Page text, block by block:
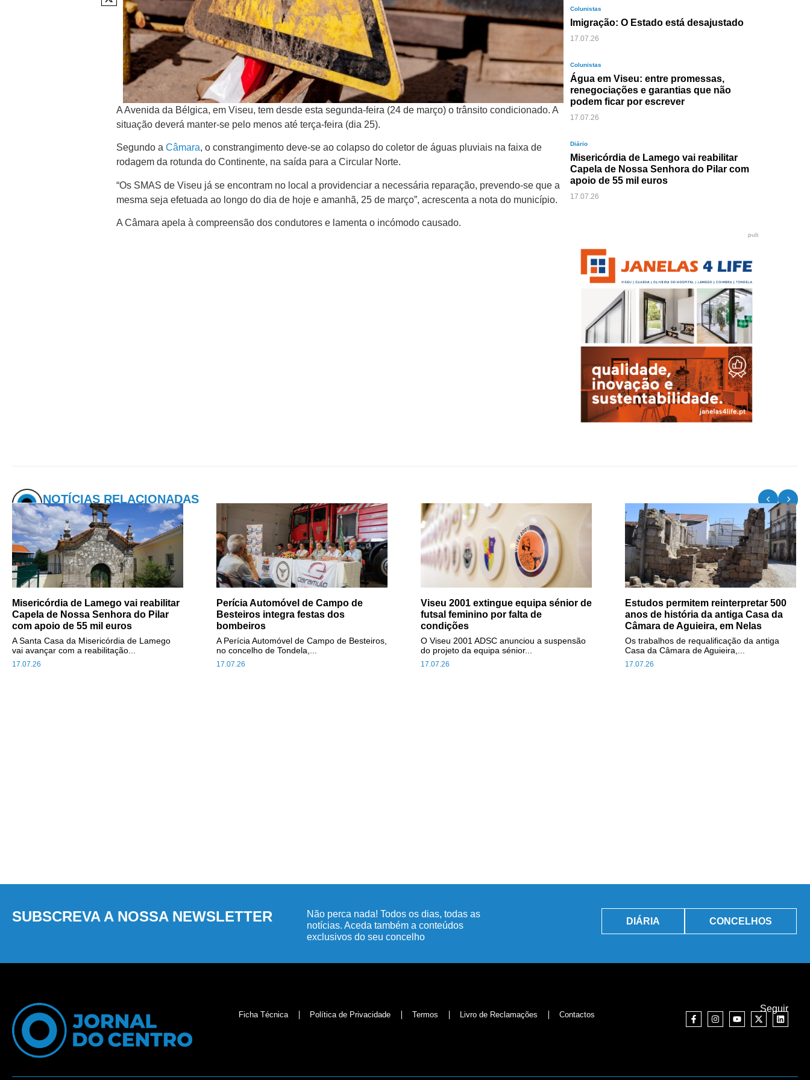
A Avenida da Bélgica, em Viseu, tem desde esta segunda-feira (24 de março) o trânsito condicionado. A
situação deverá manter-se pelo menos até terça-feira (dia 25).
Segundo aCâmara, o constrangimento deve-se ao colapso do coletor de águas pluviais na faixa de
rodagem da rotunda do Continente, na saída para a Circular Norte.
“Os SMAS de Viseu já se encontram no local a providenciar a necessária reparação, prevendo-se que a
mesma seja efetuada ao longo do dia de hoje e amanhã, 25 de março”, acrescenta a nota do município.
A Câmara apela à compreensão dos condutores e lamenta o incómodo causado.
Colunistas
Imigração: O Estado está desajustado
17.07.26
Colunistas
Água em Viseu: entre promessas,
renegociações e garantias que não
podem ficar por escrever
17.07.26
Diário
Misericórdia de Lamego vai reabilitar
Capela de Nossa Senhora do Pilar com
apoio de 55 mil euros
17.07.26
pub
NOTÍCIAS RELACIONADAS
Misericórdia de Lamego vai reabilitar
Capela de Nossa Senhora do Pilar
com apoio de 55 mil euros
17.07.26
A Santa Casa da Misericórdia de Lamego
vai avançar com a reabilitação...
Perícia Automóvel de Campo de
Besteiros integra festas dos
bombeiros
17.07.26
A Perícia Automóvel de Campo de Besteiros,
no concelho de Tondela,...
Viseu 2001 extingue equipa sénior de
futsal feminino por falta de
condições
17.07.26
O Viseu 2001 ADSC anunciou a suspensão
do projeto da equipa sénior...
Estudos permitem reinterpretar 500
anos de história da antiga Casa da
Câmara de Aguieira, em Nelas
17.07.26
Os trabalhos de requalificação da antiga
Casa da Câmara de Aguieira,...
SUBSCREVA A NOSSA NEWSLETTER
Não perca nada! Todos os dias, todas as
notícias. Aceda também a conteúdos
exclusivos do seu concelho
DIÁRIA CONCELHOS
Ficha Técnica Política de Privacidade Termos Livro de Reclamações Contactos
Seguir